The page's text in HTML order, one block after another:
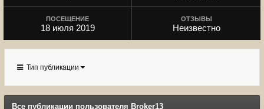
ПОСЕЩЕНИЕ
18 июля 2019
ОТЗЫВЫ
Неизвестно
Тип публикации
Все публикации пользователя Broker13